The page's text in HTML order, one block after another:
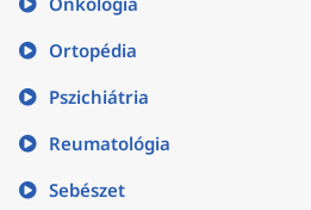
Ortopédia
Pszichiátria
Reumatológia
Sebészet